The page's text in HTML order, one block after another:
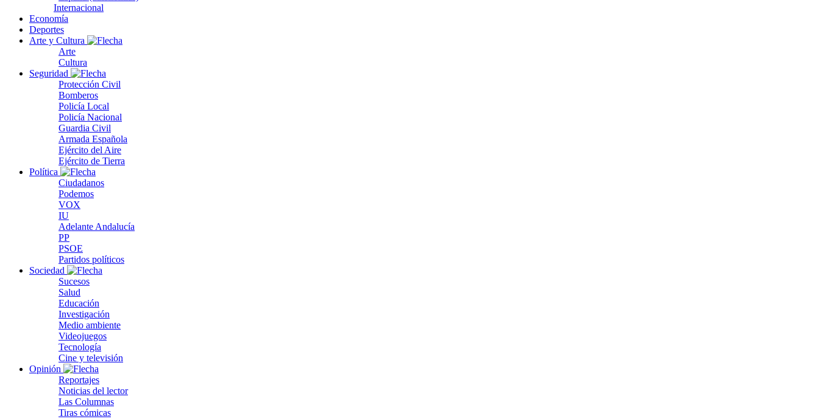
Internacional
Economía
Deportes
Arte y Cultura
Arte
Cultura
Seguridad
Protección Civil
Bomberos
Policía Local
Policía Nacional
Guardia Civil
Armada Española
Ejército del Aire
Ejército de Tierra
Política
Ciudadanos
Podemos
VOX
IU
Adelante Andalucía
PP
PSOE
Partidos políticos
Sociedad
Sucesos
Salud
Educación
Investigación
Medio ambiente
Videojuegos
Tecnología
Cine y televisión
Opinión
Reportajes
Noticias del lector
Las Columnas
Tiras cómicas